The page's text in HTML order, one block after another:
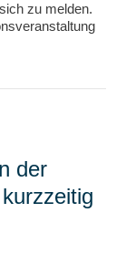
zu melden.
der